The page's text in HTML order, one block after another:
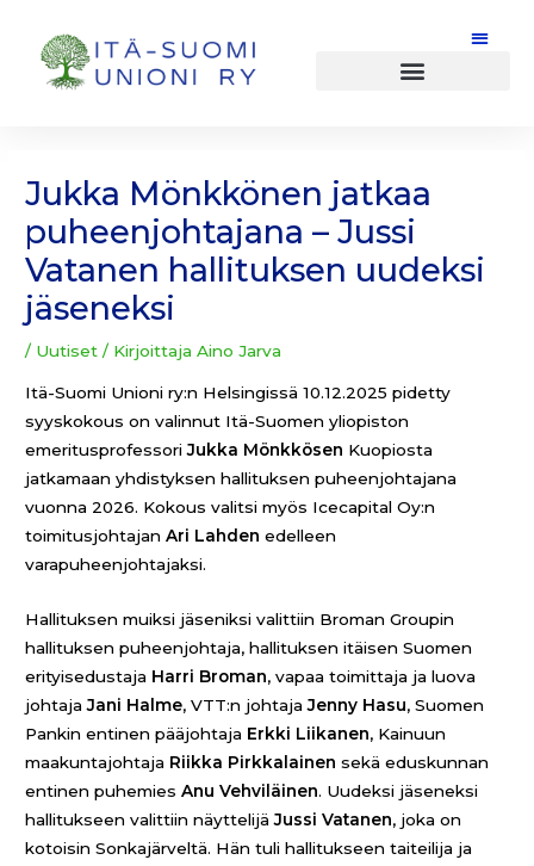
sisältöön
Jukka Mönkkönen jatkaa
puheenjohtajana – Jussi
Vatanen hallituksen uudeksi
jäseneksi
/ Uutiset / KirjoittajaAino Jarva
Itä-Suomi Unioni ry:n Helsingissä 10.12.2025 pidetty
syyskokous on valinnut Itä-Suomen yliopiston
emeritusprofessoriJukka Mönkkösen Kuopiosta
jatkamaan yhdistyksen hallituksen puheenjohtajana
vuonna 2026. Kokous valitsi myös Icecapital Oy:n
toimitusjohtajanAri Lahden edelleen
varapuheenjohtajaksi.
Hallituksen muiksi jäseniksi valittiin Broman Groupin
hallituksen puheenjohtaja, hallituksen itäisen Suomen
erityisedustaja Harri Broman, vapaa toimittaja ja luova
johtajaJani Halme, VTT:n johtaja Jenny Hasu, Suomen
Pankin entinen pääjohtaja Erkki Liikanen, Kainuun
maakuntajohtaja Riikka Pirkkalainen sekä eduskunnan
entinen puhemiesAnu Vehviläinen. Uudeksi jäseneksi
hallitukseen valittiin näyttelijäJussi Vatanen, joka on
kotoisin Sonkajärveltä. Hän tuli hallitukseen taiteilija ja